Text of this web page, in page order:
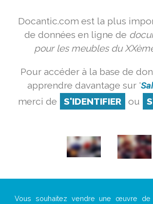
Docantic.com est la plus
de données en ligne de
pour les meubles du
Pour accéder à la base de
apprendre davantage sur '
merci de
S'IDENTIFIER ou
Vous souhaitez vendre une œuvre de